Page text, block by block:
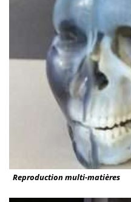
Reproduction multi-matières